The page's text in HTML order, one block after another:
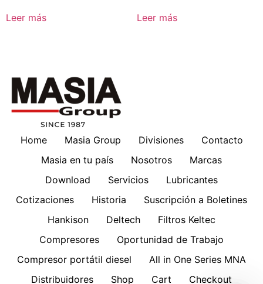
Leer más Leer más
Home Masia Group Divisiones
Contacto
Masia en tu país
Nosotros
Marcas
Download
Servicios
Lubricantes
Cotizaciones
Historia
Suscripción a Boletines
Hankison
Deltech
Filtros Keltec
Compresores
Oportunidad de Trabajo
Compresor portátil diesel
All in One Series MNA
Distribuidores
Shop Cart Checkout